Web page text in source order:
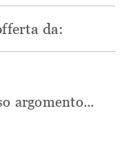
da:
argomento...